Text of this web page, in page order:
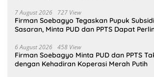
7 August 2026 727 View
Firman Soebagyo Tegaskan Pupuk
Sasaran, Minta PUD dan PPTS Dapat
6 August 2026 458 View
Firman Soebagyo Minta PUD dan PPTS
dengan Kehadiran Koperasi Merah Putih